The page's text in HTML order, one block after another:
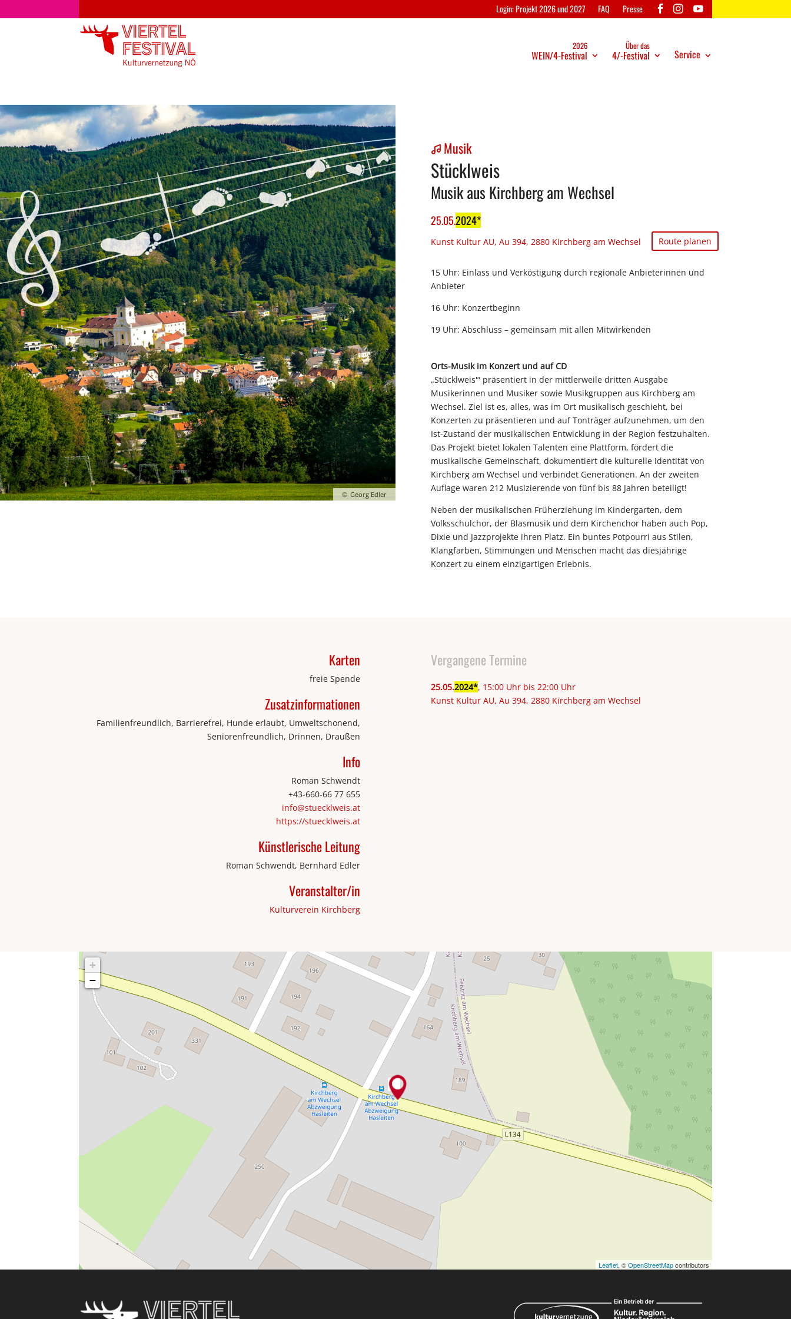
Login: Projekt 2026 und 2027 FAQ Presse
2026
WEIN/4-Festival
Über das
4/-Festival Service
2026
WEIN/4-Festival
Über das
4/-Festival Service
Georg Edler
Musik
Stücklweis
Musik aus Kirchberg am Wechsel
25.05.2024
Kunst Kultur AU, Au 394, 2880 Kirchberg am Wechsel Route planen
15 Uhr: Einlass und Verköstigung durch regionale Anbieterinnen und
Anbieter
16 Uhr: Konzertbeginn
19 Uhr: Abschluss – gemeinsam mit allen Mitwirkenden
Orts-Musik im Konzert und auf CD
„Stücklweis'“ präsentiert in der mittlerweile dritten Ausgabe
Musikerinnen und Musiker sowie Musikgruppen aus Kirchberg am
Wechsel. Ziel ist es, alles, was im Ort musikalisch geschieht, bei
Konzerten zu präsentieren und auf Tonträger aufzunehmen, um den
Ist-Zustand der musikalischen Entwicklung in der Region festzuhalten.
Das Projekt bietet lokalen Talenten eine Plattform, fördert die
musikalische Gemeinschaft, dokumentiert die kulturelle Identität von
Kirchberg am Wechsel und verbindet Generationen. An der zweiten
Auflage waren 212 Musizierende von fünf bis 88 Jahren beteiligt!
Neben der musikalischen Früherziehung im Kindergarten, dem
Volksschulchor, der Blasmusik und dem Kirchenchor haben auch Pop,
Dixie und Jazzprojekte ihren Platz. Ein buntes Potpourri aus Stilen,
Klangfarben, Stimmungen und Menschen macht das diesjährige
Konzert zu einem einzigartigen Erlebnis.
Karten
freie Spende
Zusatzinformationen
Familienfreundlich, Barrierefrei, Hunde erlaubt, Umweltschonend,
Seniorenfreundlich, Drinnen, Draußen
Info
Roman Schwendt
+43-660-66 77 655
info@stuecklweis.at
https://stuecklweis.at
Künstlerische Leitung
Roman Schwendt, Bernhard Edler
Veranstalter/in
Kulturverein Kirchberg
Vergangene Termine
25.05.2024 , 15:00 Uhr bis 22:00 Uhr
Kunst Kultur AU, Au 394, 2880 Kirchberg am Wechsel
+
−
Leaflet, ©OpenStreetMapcontributors